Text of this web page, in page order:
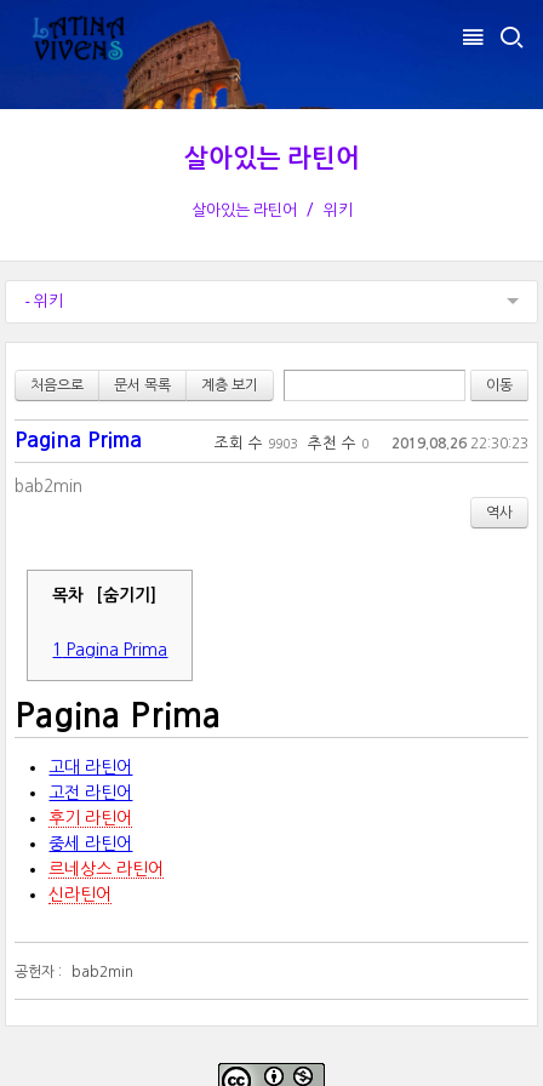
살아있는 라틴어
살아있는 라틴어 위키
- 위키
처음으로 문서 목록 계층 보기
Pagina Prima 조회 수 9903 추천 수 0 2019.08.2622:30:23
bab2min
역사
목차 [숨기기]
1 Pagina Prima
Pagina Prima
고대 라틴어
고전 라틴어
후기 라틴어
중세 라틴어
르네상스 라틴어
신라틴어
공헌자 : bab2min